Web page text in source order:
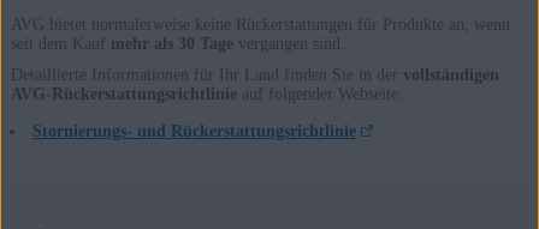
AVG bietet normalerweise keine Rückerstattungen für Produkte an, wenn
seit dem Kauf mehr als 30 Tagevergangen sind.
Detaillierte Informationen für Ihr Land finden Sie in der vollständigen
AVG-Rückerstattungsrichtlinieauf folgender Webseite:
Stornierungs- und Rückerstattungsrichtlinie